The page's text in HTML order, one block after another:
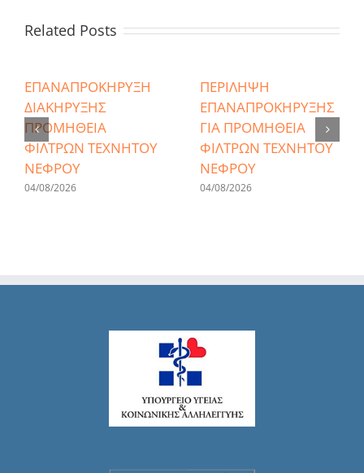
Related Posts
ΕΠΑΝΑΠΡΟΚΗΡΥΞΗ
ΔΙΑΚΗΡΥΞΗΣ
ΠΡΟΜΗΘΕΙΑ
ΦΙΛΤΡΩΝ ΤΕΧΝΗΤΟΥ
ΝΕΦΡΟΥ
04/08/2026
ΠΕΡΙΛΗΨΗ
ΕΠΑΝΑΠΡΟΚΗΡΥΞΗΣ
ΓΙΑ ΠΡΟΜΗΘΕΙΑ
ΦΙΛΤΡΩΝ ΤΕΧΝΗΤΟΥ
ΝΕΦΡΟΥ
04/08/2026